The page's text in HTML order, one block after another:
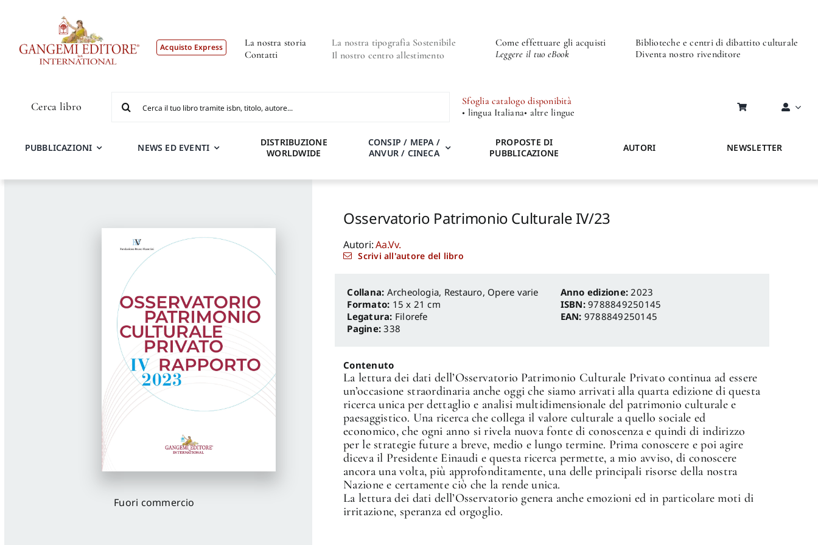
Acquisto Express
La nostra storia
Contatti
La nostra tipografia Sostenibile
Il nostro centro allestimento
Come effettuare gli acquisti
Leggere il tuo eBook
Biblioteche e centri di dibattito culturale
Diventa nostro rivenditore
Cerca libro
per:
Sfoglia catalogo disponibità
• lingua Italiana• altre lingue
PUBBLICAZIONI NEWS ED EVENTI
DISTRIBUZIONE
WORLDWIDE
CONSIP / MEPA /
ANVUR / CINECA
PROPOSTE DI
PUBBLICAZIONE
AUTORI NEWSLETTER
Fuori commercio
Osservatorio Patrimonio Culturale IV/23
Autori:Aa.Vv.
Scrivi all'autore del libro
Archeologia, Restauro, Opere varie
Formato: 15 x 21 cm
Legatura: Filorefe
Pagine:338
Anno edizione: 2023
ISBN:9788849250145
EAN: 9788849250145
Contenuto
La lettura dei dati dell’Osservatorio Patrimonio Culturale Privato continua ad essere
un’occasione straordinaria anche oggi che siamo arrivati alla quarta edizione di questa
ricerca unica per dettaglio e analisi multidimensionale del patrimonio culturale e
paesaggistico. Una ricerca che collega il valore culturale a quello sociale ed
economico, che ogni anno si rivela nuova fonte di conoscenza e quindi di indirizzo
per le strategie future a breve, medio e lungo termine. Prima conoscere e poi agire
diceva il Presidente Einaudi e questa ricerca permette, a mio avviso, di conoscere
ancora una volta, più approfonditamente, una delle principali risorse della nostra
Nazione e certamente ciò che la rende unica.
La lettura dei dati dell’Osservatorio genera anche emozioni ed in particolare moti di
irritazione, speranza ed orgoglio.